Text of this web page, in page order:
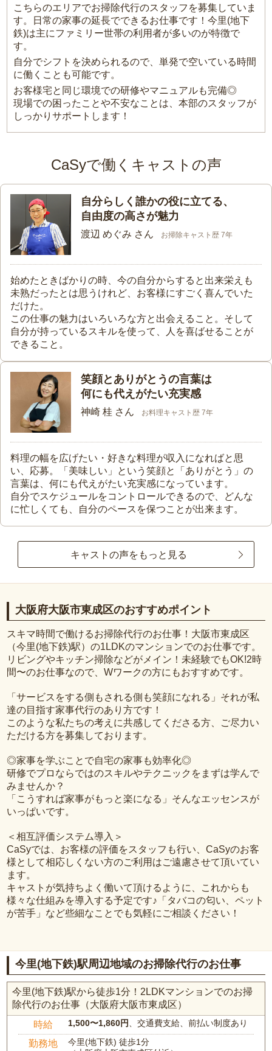
こちらのエリアでお掃除代行のスタッフを募集していま
す。日常の家事の延長でできるお仕事です！今里(地下
鉄)は主にファミリー世帯の利用者が多いのが特徴で
す。
自分でシフトを決められるので、単発で空いている時間
に働くことも可能です。
お客様宅と同じ環境での研修やマニュアルも完備◎
現場での困ったことや不安なことは、本部のスタッフが
しっかりサポートします！
CaSyで働くキャストの声
自分らしく誰かの役に立てる、
自由度の高さが魅力
渡辺 めぐみ さん お掃除キャスト歴 7年
始めたときばかりの時、今の自分からすると出来栄えも
未熟だったとは思うけれど、お客様にすごく喜んでいた
だけた。
この仕事の魅力はいろいろな方と出会えること。そして
自分が持っているスキルを使って、人を喜ばせることが
できること。
笑顔とありがとうの言葉は
何にも代えがたい充実感
神崎 桂 さん お料理キャスト歴 7年
料理の幅を広げたい・好きな料理が収入になればと思
い、応募。「美味しい」という笑顔と「ありがとう」の
言葉は、何にも代えがたい充実感になっています。
自分でスケジュールをコントロールできるので、どんな
に忙しくても、自分のペースを保つことが出来ます。
キャストの声をもっと見る
大阪府大阪市東成区のおすすめポイント
スキマ時間で働けるお掃除代行のお仕事！大阪市東成区
（今里(地下鉄)駅）の1LDKのマンションでのお仕事です。
リビングやキッチン掃除などがメイン！未経験でもOK!2時
間〜のお仕事なので、Wワークの方にもおすすめです。
「サービスをする側もされる側も笑顔になれる」それが私
達の目指す家事代行のあり方です！
このような私たちの考えに共感してくださる方、ご尽力い
ただける方を募集しております。
◎家事を学ぶことで自宅の家事も効率化◎
研修でプロならではのスキルやテクニックをまずは学んで
みませんか？
「こうすれば家事がもっと楽になる」そんなエッセンスが
いっぱいです。
＜相互評価システム導入＞
CaSyでは、お客様の評価をスタッフも行い、CaSyのお客
様として相応しくない方のご利用はご遠慮させて頂いてい
ます。
キャストが気持ちよく働いて頂けるように、これからも
様々な仕組みを導入する予定です♪「タバコの匂い、ペット
が苦手」など些細なことでも気軽にご相談ください！
今里(地下鉄)駅周辺地域のお掃除代行のお仕事
今里(地下鉄)駅から徒歩1分！2LDKマンションでのお掃
除代行のお仕事（大阪府大阪市東成区）
時給 1,500〜1,860円、交通費支給、前払い制度あり
勤務地
今里(地下鉄) 徒歩1分